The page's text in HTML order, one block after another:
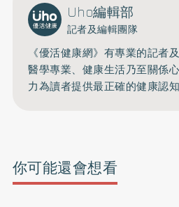
Uho編輯部
記者及編輯團隊
《優活健康網》有專業的記者
醫學專業、健康生活乃至關係
力為讀者提供最正確的健康認
你可能還會想看